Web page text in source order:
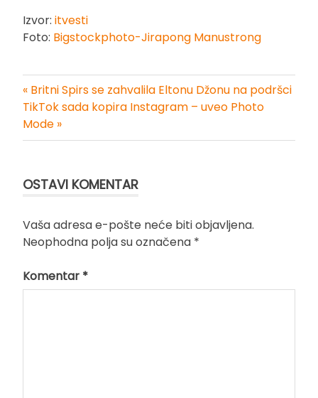
Izvor: itvesti
Foto: Bigstockphoto-Jirapong Manustrong
Kretanje
članka
« Britni Spirs se zahvalila Eltonu Džonu na podršci
TikTok sada kopira Instagram – uveo Photo
Mode »
OSTAVI KOMENTAR
Vaša adresa e-pošte neće biti objavljena.
Neophodna polja su označena *
Komentar *